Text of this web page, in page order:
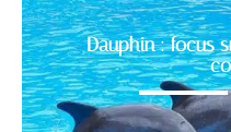
Dauphin : focus